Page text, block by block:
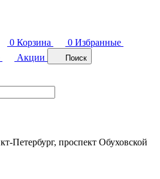
0 Корзина 0 Избранные
Акции Поиск
Петербург, проспект Обуховской